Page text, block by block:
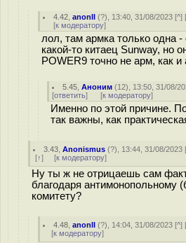
4.42 ,anonII (?), 13:40, 31/08/2023 [^]
[к модератору]
лол, там армка только одна
какой-то китаец Sunway, но
POWER9 точно не арм, как и
5.45 ,Аноним (12), 13:50, 31/08/
[ответить] [к модератору]
Именно по этой причине.
так важны, как
3.43 ,Anonismus (?), 13:44, 31/08/2023
[↑] [к модератору]
Ну ты ж не отрицаешь сам
благодаря антимонопольному
комитету?
4.48 ,anonII (?), 14:04, 31/08/2023 [^]
[к модератору]